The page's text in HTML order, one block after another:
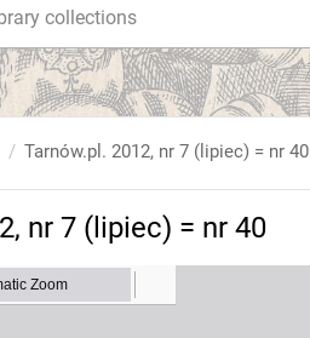
Tarnów.pl. 2012, nr 7 (lipiec) = nr 40
nr 7 (lipiec) = nr 40